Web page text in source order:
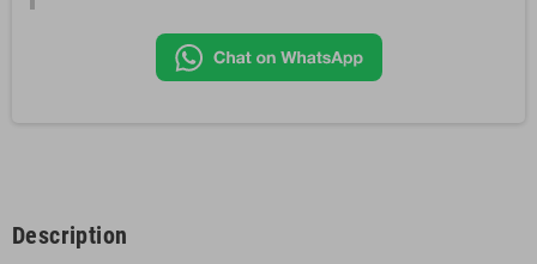
Description